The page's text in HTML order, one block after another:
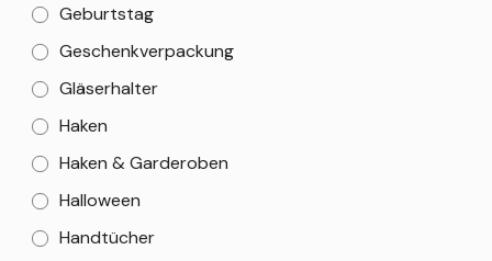
Geburtstag
Geschenkverpackung
Gläserhalter
Haken
Haken & Garderoben
Halloween
Handtücher